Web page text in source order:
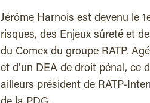
Jérôme Harnois est devenu le
risques, des Enjeux sûreté et
du Comex du groupe RATP.
et d’un DEA de droit pénal, ce
ailleurs président de RATP-